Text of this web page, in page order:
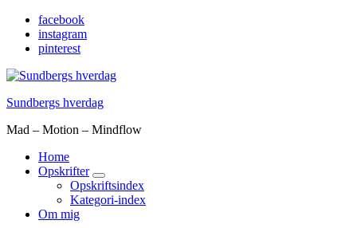
facebook
instagram
pinterest
Sundbergs hverdag
Mad – Motion – Mindflow
Home
Opskrifter
expand
child
menu
Opskriftsindex
Kategori-index
Om mig